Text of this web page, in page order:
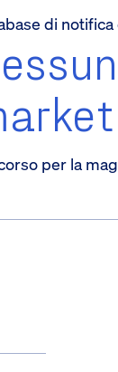
di
per la